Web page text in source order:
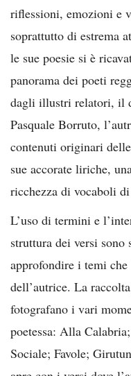
riflessioni, emozioni e
soprattutto di estrema
le sue poesie si è
panorama dei poeti
dagli illustri relatori, il
Pasquale Borruto,
contenuti originari
sue accorate liriche,
ricchezza di vocaboli
L’uso di termini e
struttura dei versi
approfondire i temi
dell’autrice. La
fotografano i vari
poetessa: Alla
Sociale; Favole;